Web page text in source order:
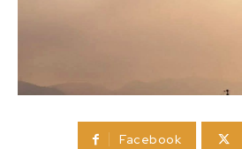
Facebook